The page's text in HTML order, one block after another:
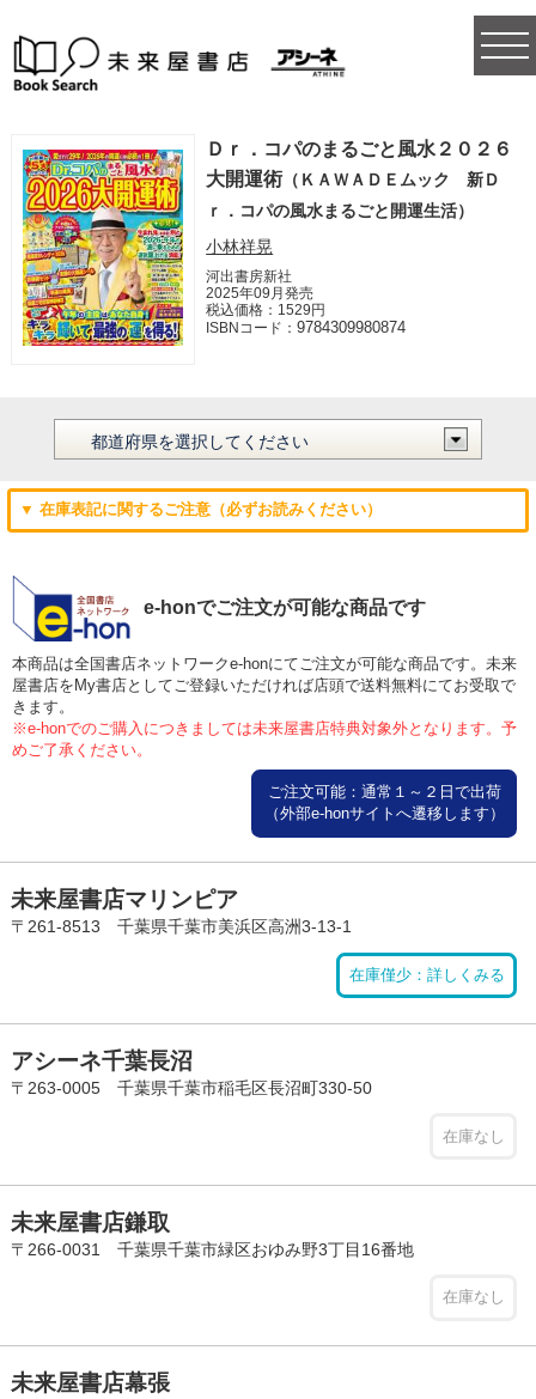
Ｄｒ．コパのまるごと風水２０２６
大開運術 （ＫＡＷＡＤＥムック 新Ｄ
ｒ．コパの風水まるごと開運生活）
小林祥晃
河出書房新社
2025年09月発売
税込価格：1529円
ISBNコード：9784309980874
▼ 在庫表記に関するご注意（必ずお読みください）
e-honでご注文が可能な商品です
本商品は全国書店ネットワークe-honにてご注文が可能な商品です。未来
屋書店をMy書店としてご登録いただければ店頭で送料無料にてお受取で
きます。
※e-honでのご購入につきましては未来屋書店特典対象外となります。予
めご了承ください。
ご注文可能：通常１～２日で出荷
（外部e-honサイトへ遷移します）
未来屋書店マリンピア
〒261-8513 千葉県千葉市美浜区高洲3-13-1
在庫僅少：詳しくみる
アシーネ千葉長沼
〒263-0005 千葉県千葉市稲毛区長沼町330-50
在庫なし
未来屋書店鎌取
〒266-0031 千葉県千葉市緑区おゆみ野3丁目16番地
在庫なし
未来屋書店幕張